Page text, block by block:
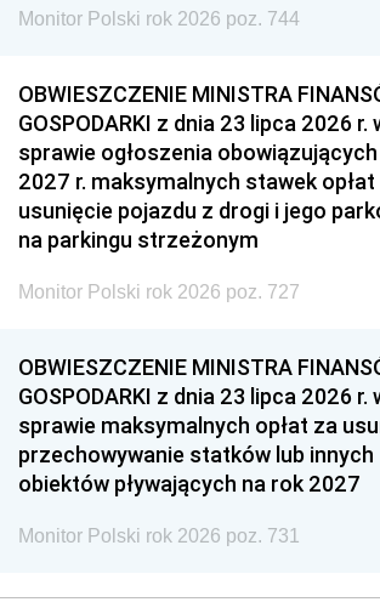
Monitor Polski rok 2026 poz. 744
OBWIESZCZENIE MINISTRA
GOSPODARKI z dnia 23 lipca 2026 r.
sprawie ogłoszenia
2027 r. maksymalnych stawek
usunięcie pojazdu z drogi i jego
na parkingu strzeżonym
Monitor Polski rok 2026 poz. 727
OBWIESZCZENIE MINISTRA
GOSPODARKI z dnia 23 lipca 2026 r.
sprawie maksymalnych opłat za
przechowywanie statków lub innych
obiektów pływających na rok 2027
Monitor Polski rok 2026 poz. 731